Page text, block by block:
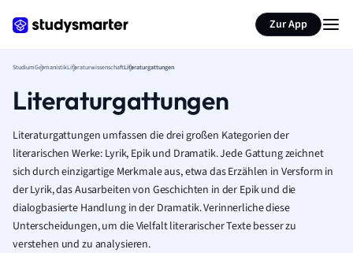
Zur App
StudiumGermanistikLiteraturwissenschaftLiteraturgattungen
Literaturgattungen
Literaturgattungen umfassen die drei großen Kategorien der
literarischen Werke: Lyrik, Epik und Dramatik. Jede Gattung zeichnet
sich durch einzigartige Merkmale aus, etwa das Erzählen in Versform in
der Lyrik, das Ausarbeiten von Geschichten in der Epik und die
dialogbasierte Handlung in der Dramatik. Verinnerliche diese
Unterscheidungen, um die Vielfalt literarischer Texte besser zu
verstehen und zu analysieren.